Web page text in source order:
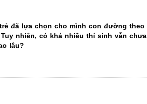
đã lựa chọn cho mình con đường theo
nhiên, có khá nhiều thí sinh vẫn chưa
lâu?